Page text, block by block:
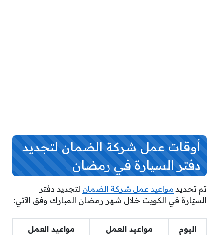
أوقات عمل شركة الضمان لتجديد
دفتر السيارة في رمضان
تم تحديد مواعيد عمل شركة الضمان لتجديد دفتر
السيّارة في الكويت خلال شهر رمضان المبارك وفق الآتي:
اليوم
مواعيد العمل
مواعيد العمل